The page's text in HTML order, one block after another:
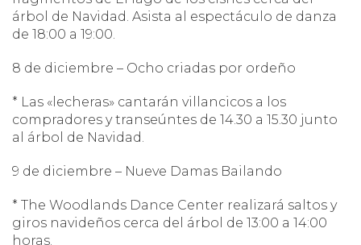
árbol de Navidad. Asista al espectáculo de danza
de 18:00 a 19:00.
8 de diciembre – Ocho criadas por ordeño
* Las «lecheras» cantarán villancicos a los
compradores y transeúntes de 14.30 a 15.30 junto
al árbol de Navidad.
9 de diciembre – Nueve Damas Bailando
* The Woodlands Dance Center realizará saltos y
giros navideños cerca del árbol de 13:00 a 14:00
horas.